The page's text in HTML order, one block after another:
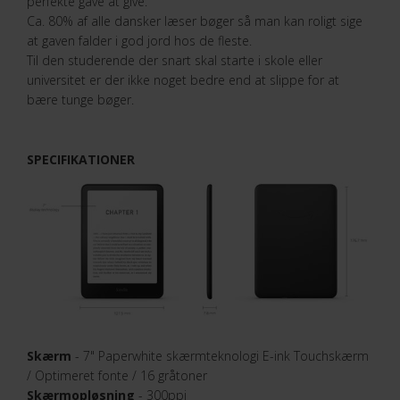
Ca. 80% af alle dansker læser bøger så man kan roligt sige
at gaven falder i god jord hos de fleste.
Til den studerende der snart skal starte i skole eller
universitet er der ikke noget bedre end at slippe for at
bære tunge bøger.
SPECIFIKATIONER
Skærm - 7" Paperwhite skærmteknologi E-ink Touchskærm
/ Optimeret fonte / 16 gråtoner
Skærmopløsning - 300ppi